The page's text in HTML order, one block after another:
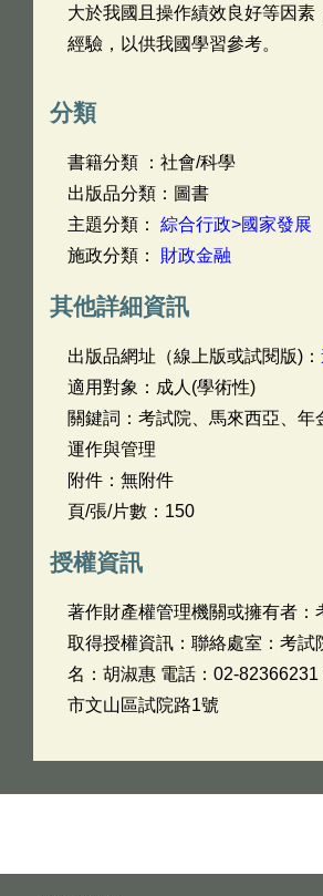
大於我國且操作績效良好等因素
經驗，以供我國學習參考。
分類
書籍分類 ：社會/科學
出版品分類：圖書
主題分類： 綜合行政>國家發展
施政分類： 財政金融
其他詳細資訊
出版品網址（線上版或試閱版)：
適用對象：成人(學術性)
關鍵詞：考試院、馬來西亞、年
運作與管理
附件：無附件
頁/張/片數：150
授權資訊
著作財產權管理機關或擁有者：
取得授權資訊：聯絡處室：考試
名：胡淑惠 電話：02-
市文山區試院路1號